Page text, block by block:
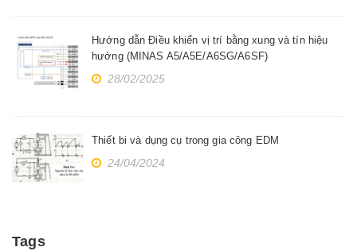
Hướng dẫn Điều khiển vị trí bằng xung và tín hiệu
hướng (MINAS A5/A5E/A6SG/A6SF)
28/02/2025
Thiết bi và dụng cụ trong gia công EDM
24/04/2024
Tags